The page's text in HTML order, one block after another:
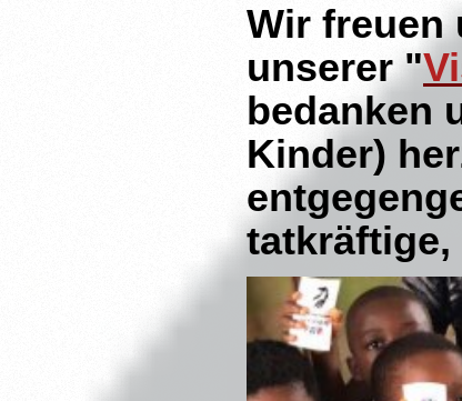
Wir freuen
unserer "
bedanken
Kinder)
tatkräftige,